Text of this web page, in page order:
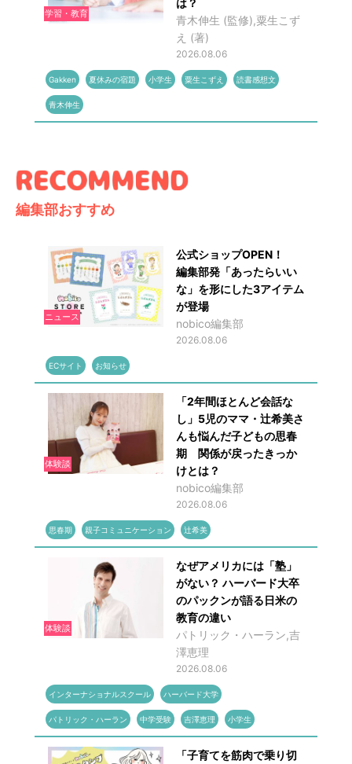
学習・教育
は？
青木伸生 (監修),粟生こず
え (著)
2026.08.06
Gakken 夏休みの宿題 小学生 粟生こずえ 読書感想文
青木伸生
編集部おすすめ
ニュース
公式ショップOPEN！
編集部発「あったらいい
な」を形にした3アイテム
が登場
nobico編集部
2026.08.06
ECサイト お知らせ
体験談
「2年間ほとんど会話な
し」5児のママ・辻希美さ
んも悩んだ子どもの思春
期 関係が戻ったきっか
けとは？
nobico編集部
2026.08.06
思春期 親子コミュニケーション 辻希美
体験談
なぜアメリカには「塾」
がない？ ハーバード大卒
のパックンが語る日米の
教育の違い
パトリック・ハーラン,吉
澤恵理
2026.08.06
インターナショナルスクール ハーバード大学
パトリック・ハーラン 中学受験 吉澤恵理 小学生
「子育てを筋肉で乗り切